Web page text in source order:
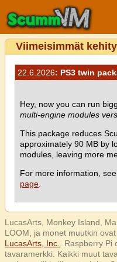
Viimeisimmät
22.6.2026: PS3 twin
Hey, now you can run
multi-engine modules
This package reduces
approximately 90 MB by
modules, leaving more
For more information,
page
LucasArts, Monkey Island,
LOOM, ja monet muutkin
LucasArts, Inc.
. Raspberry
tavaramerkki. Kaikki muut